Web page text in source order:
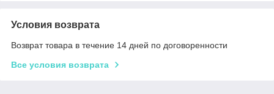
Условия возврата
Возврат товара в течение 14 дней по договоренности
Все условия возврата